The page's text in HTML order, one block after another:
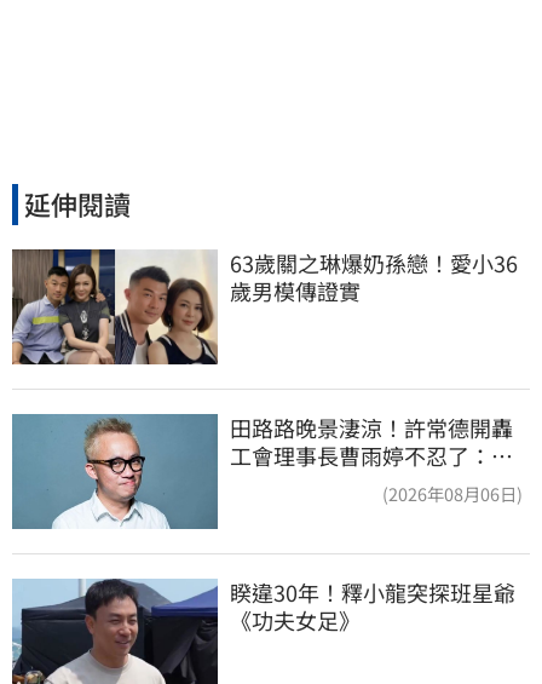
延伸閱讀
63歲關之琳爆奶孫戀！愛小36
歲男模傳證實
田路路晚景淒涼！許常德開轟
工會理事長曹雨婷不忍了：別
(2026年08月06日)
睽違30年！釋小龍突探班星爺
《功夫女足》